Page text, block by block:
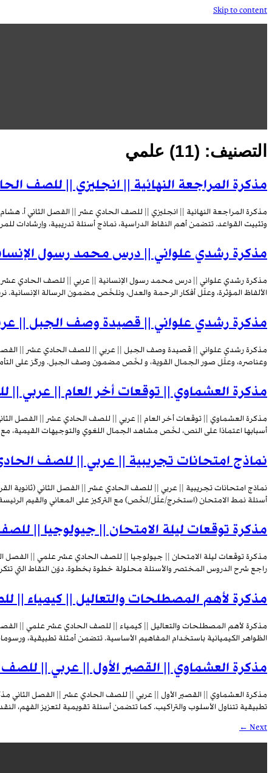
Skip to content
التصنيف: (11) علمي
مذكرة المراجعة النهائية || انجليزي || للصف
مذكرة المراجعة النهائية || انجليزي || للصف الحادي عشر || الفصل الثاني أ. هشام
وتثبيت القواعد. تتضمن أهم النقاط الدراسية، نماذج أسئلة تدريبية،
مذكرة رشدي علواني || درس محمد رسول
مذكرة رشدي علواني || درس محمد رسول الإنسانية || عربي || للصف الحادي عشر ||
الألفاظ المؤثرة، وعلّل أفكار الرحمة والعدل، ونلخّص مضمون الرسالة الإنسانية.
مذكرة رشدي علواني || قصيدة وصف الجبل ||
مذكرة رشدي علواني || قصيدة وصف الجبل || عربي || للصف الحادي عشر || الفصل
وعناصره، وعلّل صور الجمال القوية، و لخّص مضمون وصف الجبل. وركّز على التأمل
مذكرة العشماوي || توقعات أخر العام || عربي
مذكرة العشماوي || توقعات أخر العام || عربي || للصف الحادي عشر || الفصل الثاني
أسبابها اعتمادًا على النص، لخّص مشاهد الجمال اللغوي والتوجيهات القيمية، مع
نماذج امتحانات تجريبية || عربي || للصف
نماذج امتحانات تجريبية || عربي || للصف الحادي عشر || الفصل الثاني (ثانوية
أسئلة نمط الامتحان (استخرج/علّل/لخّص) مع التركيز على المعاني والقيم
مذكرة توقعات ليلة الامتحان || جيولوجيا ||
مذكرة توقعات ليلة الامتحان || جيولوجيا || للصف الحادي عشر علمي || الفصل
راجع شرح الدروس المختصر والأسئلة محلولة خطوة بخطوة. دوّن النقاط التي
مذكرة لأهم المصطلحات والتعاليل || كيمياء
مذكرة لأهم المصطلحات والتعاليل || كيمياء || للصف الحادي عشر علمي || الفصل
الظواهر الكيميائية باستخدام المفاهيم الأساسية. تتضمن أمثلة تطبيقية،
مذكرة العشماوي || القصير الأول || عربي ||
مذكرة العشماوي || القصير الأول || عربي || للصف الحادي عشر || الفصل الثاني
تطبيقية تتناول الأسلوب والتراكيب. كما تتضمن أسئلة تقويمية لتعزيز الفهم،
Next
←